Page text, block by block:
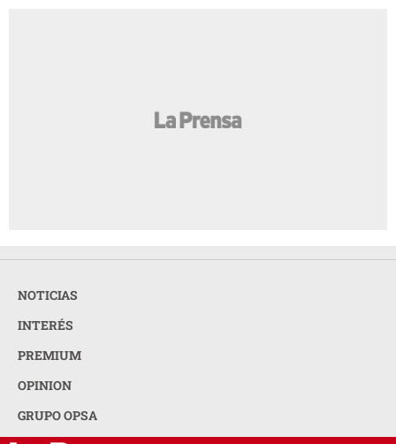
NOTICIAS
INTERÉS
PREMIUM
OPINION
GRUPO OPSA